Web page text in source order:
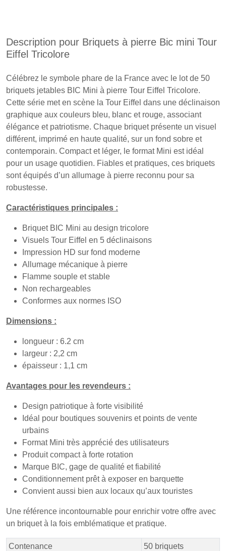
Description pour Briquets à pierre Bic mini Tour
Eiffel Tricolore
Célébrez le symbole phare de la France avec le lot de 50
briquets jetables BIC Mini à pierre Tour Eiffel Tricolore.
Cette série met en scène la Tour Eiffel dans une déclinaison
graphique aux couleurs bleu, blanc et rouge, associant
élégance et patriotisme. Chaque briquet présente un visuel
différent, imprimé en haute qualité, sur un fond sobre et
contemporain. Compact et léger, le format Mini est idéal
pour un usage quotidien. Fiables et pratiques, ces briquets
sont équipés d’un allumage à pierre reconnu pour sa
robustesse.
Caractéristiques principales :
Briquet BIC Mini au design tricolore
Visuels Tour Eiffel en 5 déclinaisons
Impression HD sur fond moderne
Allumage mécanique à pierre
Flamme souple et stable
Non rechargeables
Conformes aux normes ISO
Dimensions :
longueur : 6.2 cm
largeur : 2,2 cm
épaisseur : 1,1 cm
Avantages pour les revendeurs :
Design patriotique à forte visibilité
Idéal pour boutiques souvenirs et points de vente
urbains
Format Mini très apprécié des utilisateurs
Produit compact à forte rotation
Marque BIC, gage de qualité et fiabilité
Conditionnement prêt à exposer en barquette
Convient aussi bien aux locaux qu’aux touristes
Une référence incontournable pour enrichir votre offre avec
un briquet à la fois emblématique et pratique.
Contenance
50 briquets